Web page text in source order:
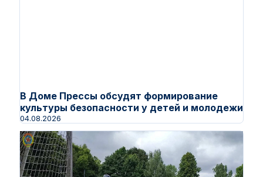
В Доме Прессы обсудят формирование
культуры безопасности у детей и молодежи
04.08.2026